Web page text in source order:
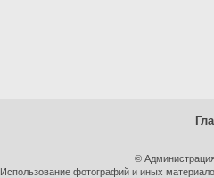
©
Использование фотографий и иных